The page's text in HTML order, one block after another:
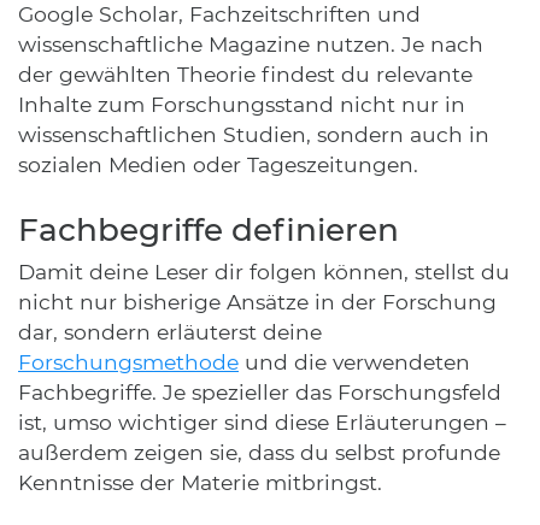
Google Scholar, Fachzeitschriften und
wissenschaftliche Magazine nutzen. Je nach
der gewählten Theorie findest du relevante
Inhalte zum Forschungsstand nicht nur in
wissenschaftlichen Studien, sondern auch in
sozialen Medien oder Tageszeitungen.
Fachbegriffe definieren
Damit deine Leser dir folgen können, stellst du
nicht nur bisherige Ansätze in der Forschung
dar, sondern erläuterst deine
Forschungsmethode und die verwendeten
Fachbegriffe. Je spezieller das Forschungsfeld
ist, umso wichtiger sind diese Erläuterungen –
außerdem zeigen sie, dass du selbst profunde
Kenntnisse der Materie mitbringst.